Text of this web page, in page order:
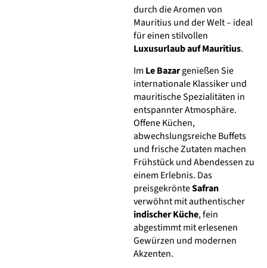
durch die Aromen von
Mauritius und der Welt – ideal
für einen stilvollen
Luxusurlaub auf Mauritius.
Im Le Bazargenießen Sie
internationale Klassiker und
mauritische Spezialitäten in
entspannter Atmosphäre.
Offene Küchen,
abwechslungsreiche Buffets
und frische Zutaten machen
Frühstück und Abendessen zu
einem Erlebnis. Das
preisgekrönteSafran
verwöhnt mit authentischer
indischer Küche, fein
abgestimmt mit erlesenen
Gewürzen und modernen
Akzenten.